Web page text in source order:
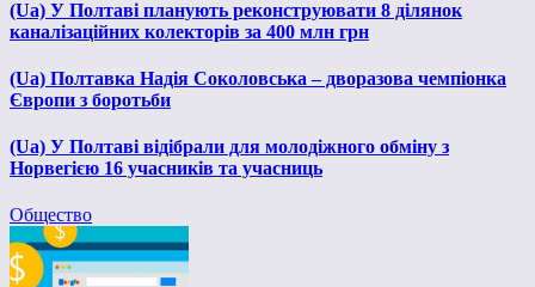
(Ua) У Полтаві планують реконструювати 8 ділянок
каналізаційних колекторів за 400 млн грн
(Ua) Полтавка Надія Соколовська – дворазова чемпіонка
Європи з боротьби
(Ua) У Полтаві відібрали для молодіжного обміну з
Норвегією 16 учасників та учасниць
Общество